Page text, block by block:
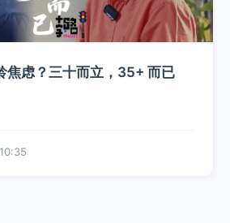
焦虑？三十而立，35+ 而已